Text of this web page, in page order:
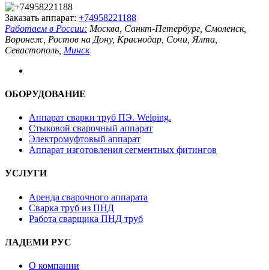
Заказать аппарат: +74958221188
Работаем в России: Москва, Санкт-Петербург, Смоленск,
Воронеж, Ростов на Дону, Краснодар, Сочи, Ялта,
Севастополь, Минск
ОБОРУДОВАНИЕ
Аппарат сварки труб ПЭ. Welping.
Стыковой сварочный аппарат
Электромуфтовый аппарат
Аппарат изготовления сегментных фитингов
УСЛУГИ
Аренда сварочного аппарата
Сварка труб из ПНД
Работа сварщика ПНД труб
ЛАДЕМИ РУС
О компании